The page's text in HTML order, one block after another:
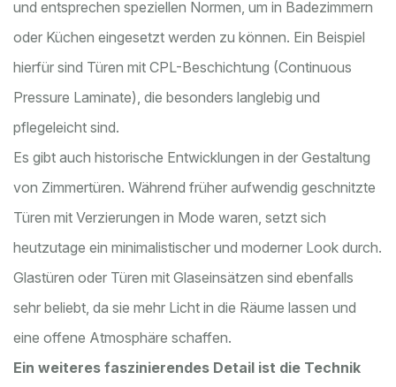
und entsprechen speziellen Normen, um in Badezimmern
oder Küchen eingesetzt werden zu können. Ein Beispiel
hierfür sind Türen mit CPL-Beschichtung (Continuous
Pressure Laminate), die besonders langlebig und
pflegeleicht sind.
Es gibt auch historische Entwicklungen in der Gestaltung
von Zimmertüren. Während früher aufwendig geschnitzte
Türen mit Verzierungen in Mode waren, setzt sich
heutzutage ein minimalistischer und moderner Look durch.
Glastüren oder Türen mit Glaseinsätzen sind ebenfalls
sehr beliebt, da sie mehr Licht in die Räume lassen und
eine offene Atmosphäre schaffen.
Ein weiteres faszinierendes Detail ist die Technik